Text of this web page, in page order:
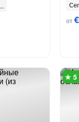
от